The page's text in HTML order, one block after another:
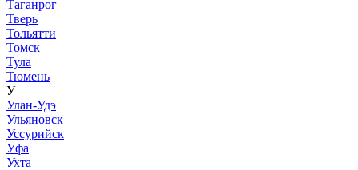
Таганрог
Тверь
Тольятти
Томск
Тула
Тюмень
У
Улан-Удэ
Ульяновск
Уссурийск
Уфа
Ухта